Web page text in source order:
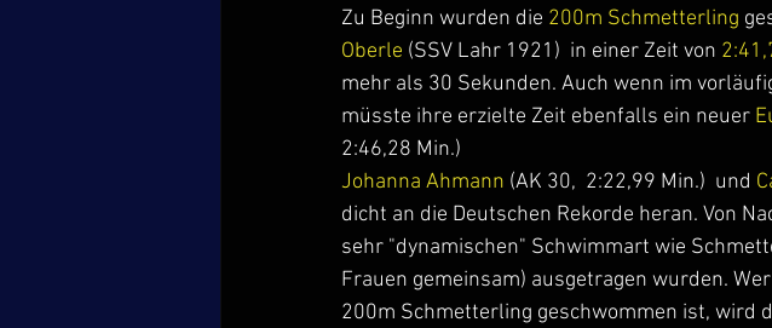
Zu Beginn wurden die 200m Schmetterling
Oberle (SSV Lahr 1921)  in einer Zeit von
mehr als 30 Sekunden. Auch wenn im
müsste ihre erzielte Zeit ebenfalls ein neuer
2:46,28 Min.)
Johanna Ahmann (AK 30,  2:22,99 Min.)  und
dicht an die Deutschen Rekorde heran. Von
sehr "dynamischen" Schwimmart wie
Frauen gemeinsam) ausgetragen wurden.
200m Schmetterling geschwommen ist, wird